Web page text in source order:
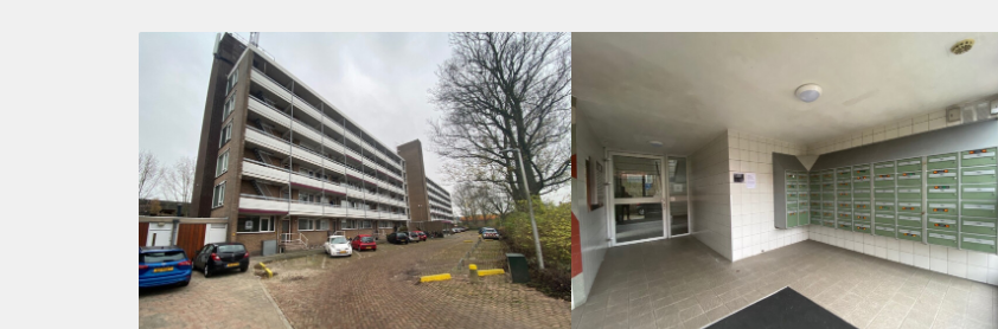
niet. Ook het busstation, met verbindingen in alle richtingen, is op 1 minuut loopafstand gelegen.
Centraal entree met intercom, brievenbussen, privé berging met elektra, trappenhuis en lift naar de 5e etage.
Vierde verdieping
Entree met meterkast ten toegang tot de hal. Vanuit de hal heeft u toegang tot alle vertrekken.
De ruime woonkamer is gelegen aan de achterzijde van het gebouw en heeft door de vele ramen veel licht inval. De
woonkamer is voorzien van een aparte eetgedeelte welke toegang biedt tot het balkon. Het balkon is betegeld en
gelegen op het Oosten.
Van uit de hal heeft u toegang tot de moderne keuken voorzien van diverse inbouw apparatuur te weten een 5 pits
gasstel, afzuigkap, vaatwasser, koelvries combinatie. De moderne badkamer is voorzien van een ligbad, wastafel
meubel een het toilet.